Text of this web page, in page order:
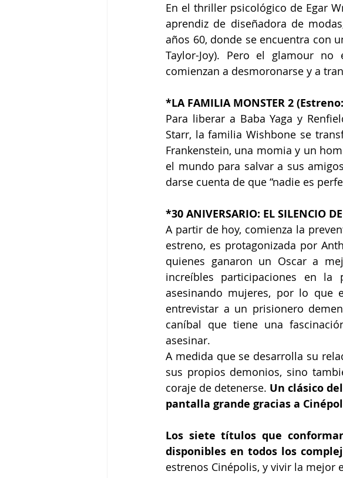
En el thriller psicológico de Egar
aprendiz de diseñadora de
años 60, donde se encuentra con
Taylor-Joy). Pero el glamour
comienzan a desmoronarse y a
*LA FAMILIA MONSTER 2
Para liberar a Baba Yaga y
Starr, la familia Wishbone se
Frankenstein, una momia y un
el mundo para salvar a sus
darse cuenta de que “nadie es
*30 ANIVERSARIO: EL SILENCIO
A partir de hoy, comienza la
estreno, es protagonizada por
quienes ganaron un Oscar a
increíbles participaciones en
asesinando mujeres, por lo que
entrevistar a un prisionero
caníbal que tiene una
asesinar.
A medida que se desarrolla su
sus propios demonios, sino
coraje de detenerse. Un clásico
pantalla grande gracias a
Los siete títulos que
disponibles en todos los
estrenos Cinépolis, y vivir la mejor